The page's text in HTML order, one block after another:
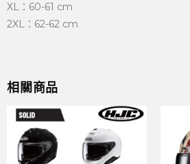
XL：60-61 cm
2XL：62-62 cm
相關商品